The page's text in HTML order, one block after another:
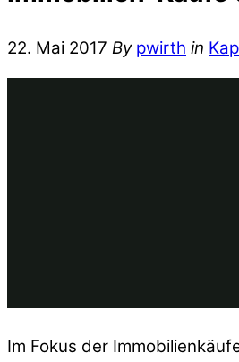
22. Mai 2017 By pwirth in
Im Fokus der